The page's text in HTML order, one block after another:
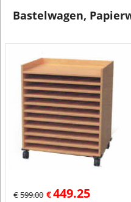
Bastelwagen,
€599.00 €449.25